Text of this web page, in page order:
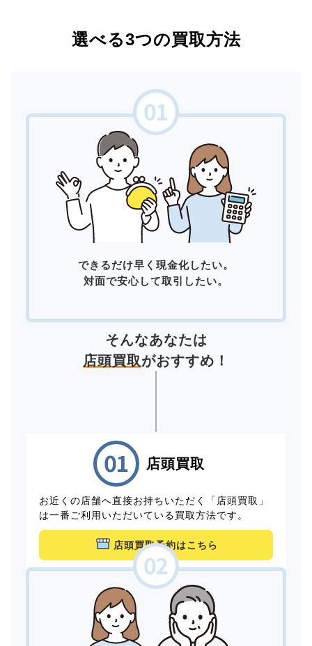
選べる3つの買取方法
できるだけ早く現金化したい。
対面で安心して取引したい。
そんなあなたは
店頭買取がおすすめ！
店頭買取
お近くの店舗へ直接お持ちいただく「店頭買取」
は一番ご利用いただいている買取方法です。
店頭買取予約はこちら